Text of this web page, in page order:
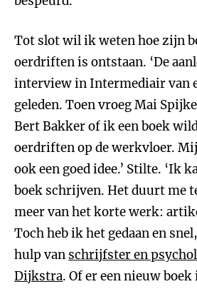
Tot slot wil ik weten hoe zijn
oerdriften is ontstaan. ‘De
interview in Intermediair van
geleden. Toen vroeg Mai
Bert Bakker of ik een boek
oerdriften op de werkvloer.
ook een goed idee.’ Stilte. ‘Ik
boek schrijven. Het duurt me
meer van het korte werk:
Toch heb ik het gedaan en
hulp van schrijfster en
Dijkstra. Of er een nieuw boek